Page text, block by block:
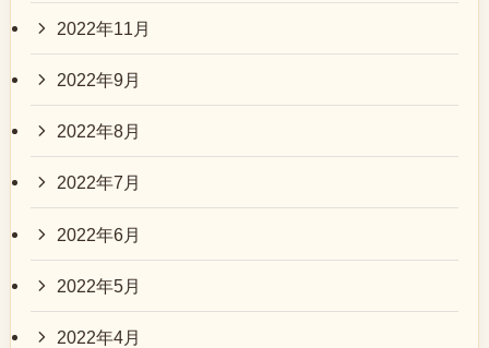
2022年11月
2022年9月
2022年8月
2022年7月
2022年6月
2022年5月
2022年4月